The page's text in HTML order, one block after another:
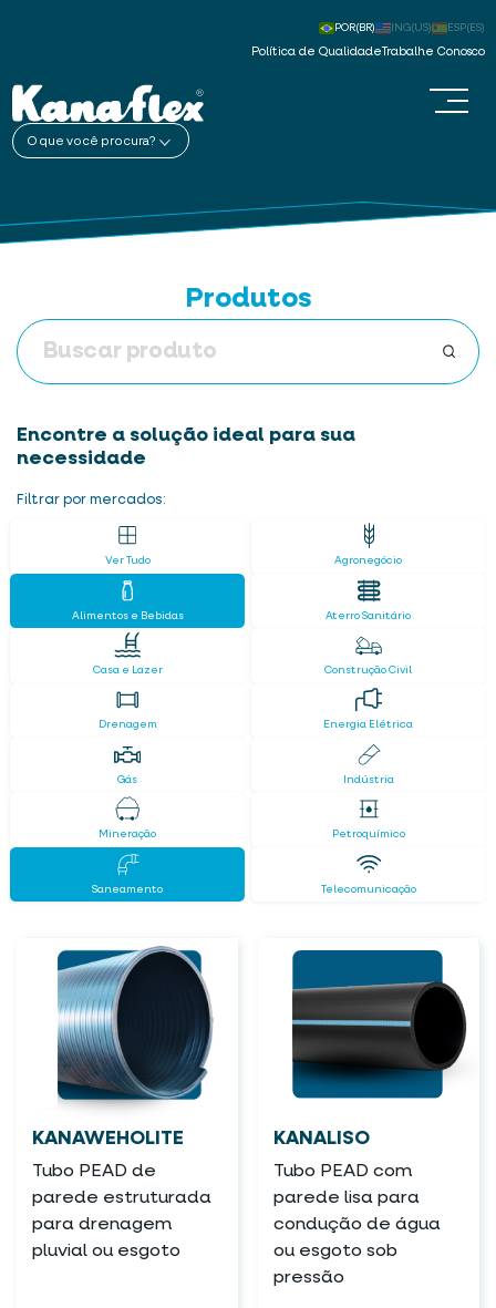
Política de Qualidade Trabalhe Conosco
POR(BR) ING(US) ESP(ES)
O que você procura?
Produtos
Encontre a solução ideal para sua
necessidade
Filtrar por mercados:
Ver Tudo Agronegócio
Alimentos e Bebidas Aterro Sanitário
Casa e Lazer Construção Civil
Drenagem Energia Elétrica
Gás Indústria
Mineração Petroquímico
Saneamento Telecomunicação
KANAWEHOLITE
Tubo PEAD de
parede estruturada
para drenagem
pluvial ou esgoto
KANALISO
Tubo PEAD com
parede lisa para
condução de água
ou esgoto sob
pressão